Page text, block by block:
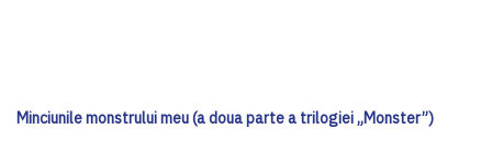
Minciunile monstrului meu (a doua parte a trilogiei „Monster”)